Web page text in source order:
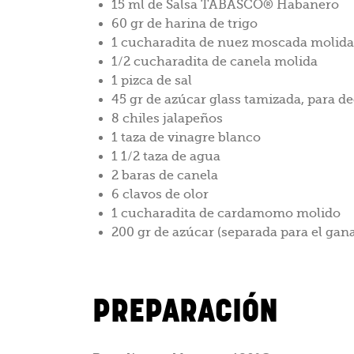
15 ml de Salsa TABASCO® Habanero
60 gr de harina de trigo
1 cucharadita de nuez moscada molida
1/2 cucharadita de canela molida
1 pizca de sal
45 gr de azúcar glass tamizada, para
8 chiles jalapeños
1 taza de vinagre blanco
1 1/2 taza de agua
2 baras de canela
6 clavos de olor
1 cucharadita de cardamomo molido
200 gr de azúcar (separada para el
PREPARACIÓN